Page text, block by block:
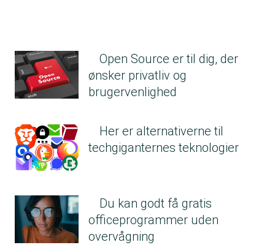
Open Source er til dig, der
ønsker privatliv og
brugervenlighed
Her er alternativerne til
techgiganternes teknologier
Du kan godt få gratis
officeprogrammer uden
overvågning